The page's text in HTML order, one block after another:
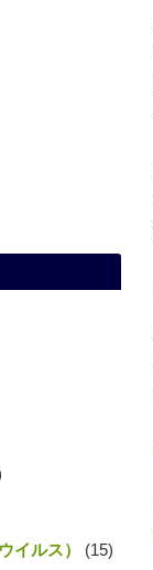
イルス） (15)